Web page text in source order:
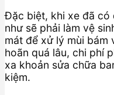
Đặc biệt, khi xe đã có
như sẽ phải làm vệ
mát để xử lý mùi bám
hoãn quá lâu, chi phí
xa khoản sửa chữa
kiệm.